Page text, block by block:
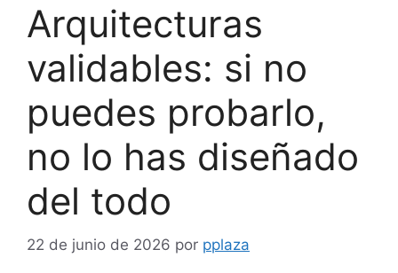
Arquitecturas
validables: si no
puedes probarlo,
no lo has diseñado
del todo
22 de junio de 2026 por pplaza